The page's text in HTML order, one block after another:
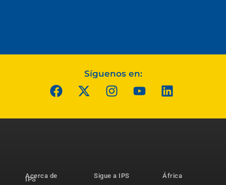
Síguenos en:
Acerca de
IPS
Sigue a IPS
África